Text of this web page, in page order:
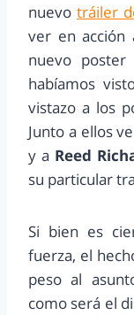
nuevo tráiler
ver en acción
nuevo
habíamos
vistazo a los
Junto a ellos
y a Reed
su particular
Si bien es
fuerza, el
peso al
como será el